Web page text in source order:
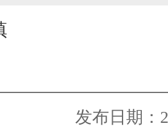
发布日期：